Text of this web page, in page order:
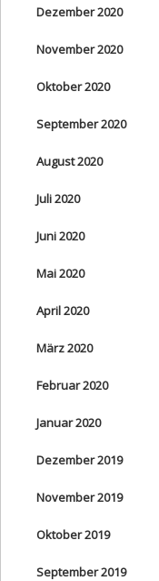
Dezember 2020
November 2020
Oktober 2020
September 2020
August 2020
Juli 2020
Juni 2020
Mai 2020
April 2020
März 2020
Februar 2020
Januar 2020
Dezember 2019
November 2019
Oktober 2019
September 2019